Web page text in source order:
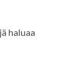
haluaa